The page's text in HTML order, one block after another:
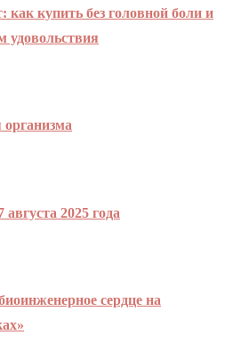
как купить без головной боли и
удовольствия
2025 года
сердце на